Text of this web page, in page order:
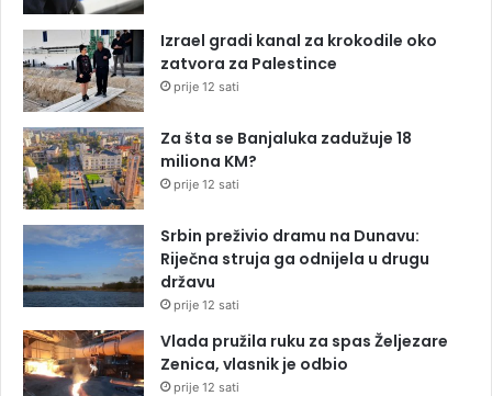
Izrael gradi kanal za krokodile oko
zatvora za Palestince
prije 12 sati
Za šta se Banjaluka zadužuje 18
miliona KM?
prije 12 sati
Srbin preživio dramu na Dunavu:
Riječna struja ga odnijela u drugu
državu
prije 12 sati
Vlada pružila ruku za spas Željezare
Zenica, vlasnik je odbio
prije 12 sati